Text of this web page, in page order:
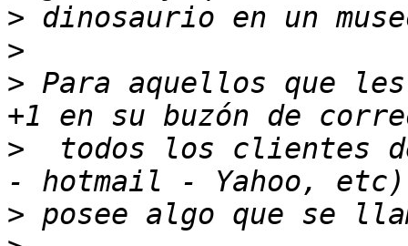
>
>
> Para aquellos que
>
todos los clientes
>